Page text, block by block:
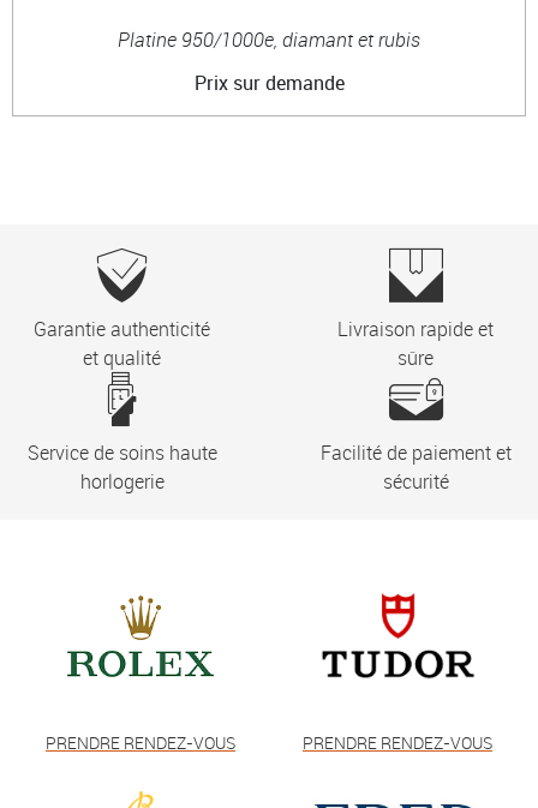
Platine 950/1000e, diamant et rubis
Prix sur demande
Garantie authenticité
et qualité
Livraison rapide et
sûre
Service de soins haute
horlogerie
Facilité de paiement et
sécurité
PRENDRE RENDEZ-VOUS PRENDRE RENDEZ-VOUS